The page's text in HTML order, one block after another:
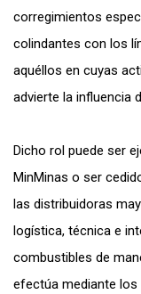
corregimientos
colindantes con los
aquéllos en cuyas
advierte la influencia
Dicho rol puede ser
MinMinas o ser
las distribuidoras
logística, técnica e
combustibles de
efectúa mediante los